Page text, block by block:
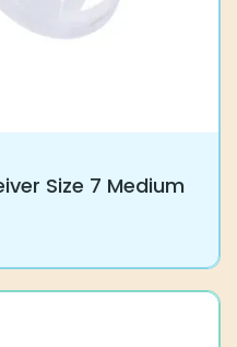
Size 7 Medium